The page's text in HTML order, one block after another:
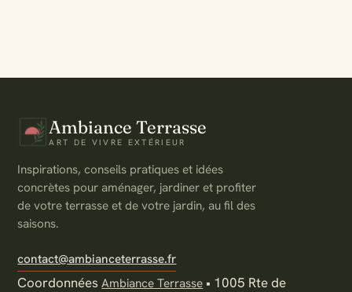
Ambiance Terrasse
ART DE VIVRE EXTÉRIEUR
Inspirations, conseils pratiques et idées
concrètes pour aménager, jardiner et profiter
de votre terrasse et de votre jardin, au fil des
saisons.
contact@ambianceterrasse.fr
Coordonnées Ambiance Terrasse • 1005 Rte de